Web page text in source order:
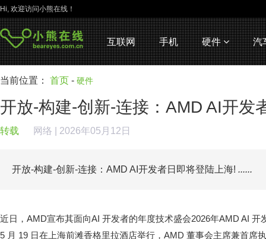
Hi, 欢迎访问小熊在线！
互联网 手机 硬件 汽
当前位置： 首页 - 硬件
开放-构建-创新-连接：AMD AI开发
转载 网络 | 2026年05月12日
开放-构建-创新-连接：AMD AI开发者日即将登陆上海! ......
近日，AMD宣布其面向AI 开发者的年度技术盛会2026年AMD AI 开
5 月 19 日在上海前滩香格里拉酒店举行，AMD 董事会主席兼首席